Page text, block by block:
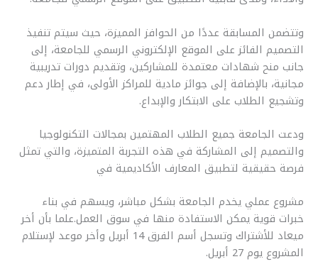
وتتضمن المسابقة عددًا من الحوافز المميزة، حيث سيتم تنفيذ
التصميم الفائز على الموقع الإلكتروني الرسمي للجامعة، إلى
جانب منح شهادات معتمدة للمشاركين، وتقديم دورات تدريبية
مجانية، بالإضافة إلى جوائز مادية للمراكز الأولى، في إطار دعم
وتشجيع الطلاب على الابتكار والإبداع.
ودعت الجامعة جميع الطلاب المهتمين بمجالات التكنولوجيا
والتصميم إلى المشاركة في هذه التجربة المتميزة، والتي تمثل
فرصة حقيقية لتطبيق المعارف الأكاديمية في
مشروع عملي يخدم الجامعة بشكل مباشر، ويسهم في بناء
خبرات قوية يمكن الاستفادة منها في سوق العمل.علما بأن أخر
ميعاد للأشتراك وتسجل أسم الفرق 14 أبريل وأخر موعد لإستلام
المشروع يوم 27 أبريل.